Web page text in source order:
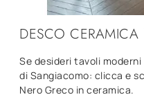
DESCO
Se desideri tavoli
di Sangiacomo: clicca e
Nero Greco in ceramica.